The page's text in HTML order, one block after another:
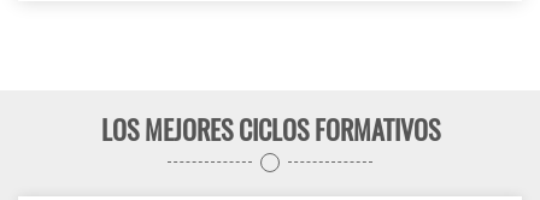
LOS MEJORES CICLOS FORMATIVOS